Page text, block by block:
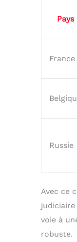
Pays
France
Russie
Avec ce
voie à
robuste.